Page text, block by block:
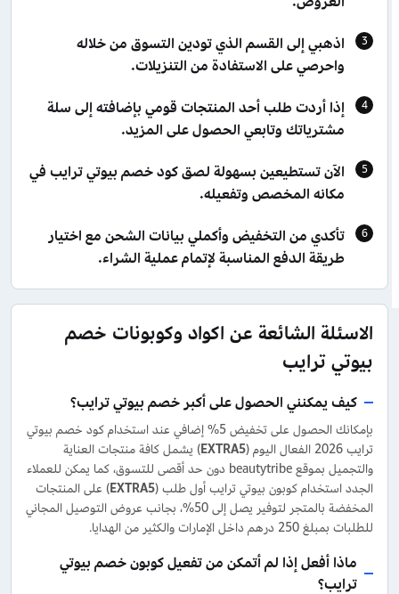
اذهبي إلى القسم الذي تودين التسوق من خلاله
واحرصي على الاستفادة من التنزيلات.
إذا أردت طلب أحد المنتجات قومي بإضافته إلى سلة
مشترياتك وتابعي الحصول على المزيد.
الآن تستطيعين بسهولة لصق كود خصم بيوتي ترايب في
مكانه المخصص وتفعيله.
تأكدي من التخفيض وأكملي بيانات الشحن مع اختيار
طريقة الدفع المناسبة لإتمام عملية الشراء.
الاسئلة الشائعة عن اكواد وكوبونات خصم
بيوتي ترايب
كيف يمكنني الحصول على أكبر خصم بيوتي ترايب؟
بإمكانك الحصول على تخفيض 5% إضافي عند استخدام كود خصم بيوتي
ترايب 2026 الفعال اليوم (
EXTRA5) يشمل كافة منتجات العناية
والتجميل بموقع beautytribe دون حد أقصى للتسوق، كما يمكن للعملاء
الجدد استخدام كوبون بيوتي ترايب أول طلب (EXTRA5) على المنتجات
المخفضة بالمتجر لتوفير يصل إلى 50%، بجانب عروض التوصيل المجاني
للطلبات بمبلغ 250 درهم داخل الإمارات والكثير من الهدايا.
ماذا أفعل إذا لم أتمكن من تفعيل كوبون خصم بيوتي
ترايب؟